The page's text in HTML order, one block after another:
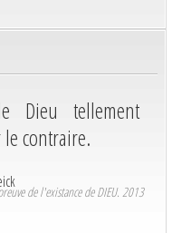
Dieu tellement
contraire.
de l'existance de DIEU. 2013